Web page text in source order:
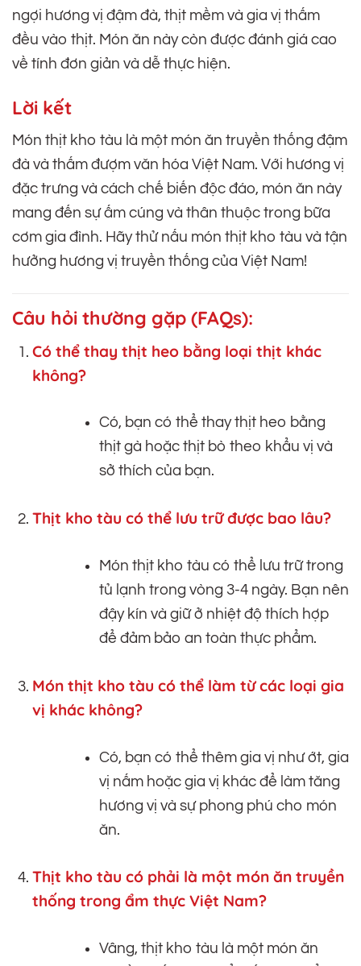
ngợi hương vị đậm đà, thịt mềm và gia vị thấm
đều vào thịt. Món ăn này còn được đánh giá cao
về tính đơn giản và dễ thực hiện.
Lời kết
Món thịt kho tàu là một món ăn truyền thống đậm
đà và thấm đượm văn hóa Việt Nam. Với hương vị
đặc trưng và cách chế biến độc đáo, món ăn này
mang đến sự ấm cúng và thân thuộc trong bữa
cơm gia đình. Hãy thử nấu món thịt kho tàu và tận
hưởng hương vị truyền thống của Việt Nam!
Câu hỏi thường gặp (FAQs):
Có thể thay thịt heo bằng loại thịt khác
không?
Có, bạn có thể thay thịt heo bằng
thịt gà hoặc thịt bò theo khẩu vị và
sở thích của bạn.
Thịt kho tàu có thể lưu trữ được bao lâu?
Món thịt kho tàu có thể lưu trữ trong
tủ lạnh trong vòng 3-4 ngày. Bạn nên
đậy kín và giữ ở nhiệt độ thích hợp
để đảm bảo an toàn thực phẩm.
Món thịt kho tàu có thể làm từ các loại gia
vị khác không?
Có, bạn có thể thêm gia vị như ớt, gia
vị nấm hoặc gia vị khác để làm tăng
hương vị và sự phong phú cho món
ăn.
Thịt kho tàu có phải là một món ăn truyền
thống trong ẩm thực Việt Nam?
Vâng, thịt kho tàu là một món ăn